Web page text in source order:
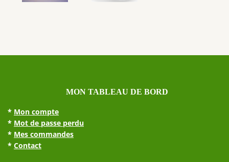
MON TABLEAU DE BORD
* Mon compte
* Mot de passe perdu
* Mes commandes
* Contact